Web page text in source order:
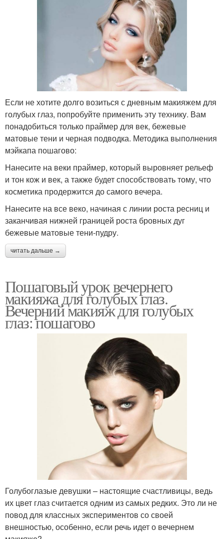
Если не хотите долго возиться с дневным макияжем для
голубых глаз, попробуйте применить эту технику. Вам
понадобиться только праймер для век, бежевые
матовые тени и черная подводка. Методика выполнения
мэйкапа пошагово:
Нанесите на веки праймер, который выровняет рельеф
и тон кож и век, а также будет способствовать тому, что
косметика продержится до самого вечера.
Нанесите на все веко, начиная с линии роста ресниц и
заканчивая нижней границей роста бровных дуг
бежевые матовые тени-пудру.
читать дальше →
Пошаговый урок вечернего
макияжа для голубых глаз.
Вечерний макияж для голубых
глаз: пошагово
Голубоглазые девушки – настоящие счастливицы, ведь
их цвет глаз считается одним из самых редких. Это ли не
повод для классных экспериментов со своей
внешностью, особенно, если речь идет о вечернем